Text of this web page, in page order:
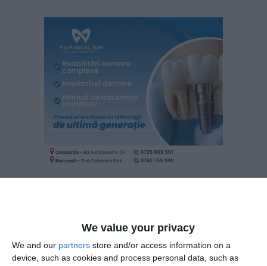
We value your privacy
We and our partners store and/or access information on a
device, such as cookies and process personal data, such as
Art. 3. Se aprobă închiderea punctului de lucru „Rompetrol
Logistics SA București Punctul De Lucru Vega Trans
Ploiești”, din Ploiești, str. Văleni nr. 146, județul Prahova.